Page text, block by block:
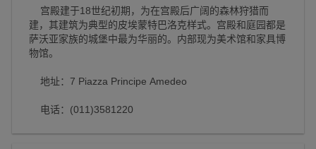
宫殿建于18世纪初期，为在宫殿后广阔的森林狩猎而
建，其建筑为典型的皮埃蒙特巴洛克样式。宫殿和庭园都是
萨沃亚家族的城堡中最为华丽的。内部现为美术馆和家具博
物馆。
地址：7 Piazza Principe Amedeo
电话：(011)3581220